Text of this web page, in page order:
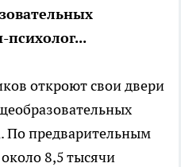
психолог...
откроют свои двери
По предварительным
8,5 тысячи